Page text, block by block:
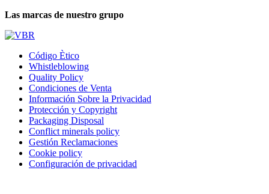
Las marcas de nuestro grupo
Código Ètico
Whistleblowing
Quality Policy
Condiciones de Venta
Información Sobre la Privacidad
Protección y Copyright
Packaging Disposal
Conflict minerals policy
Gestión Reclamaciones
Cookie policy
Configuración de privacidad